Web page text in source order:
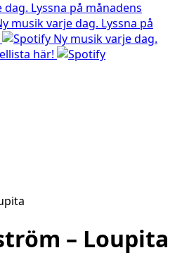
dag. Lyssna på månadens
musik varje dag. Lyssna på
Ny musik varje dag.
här!
– Loupita